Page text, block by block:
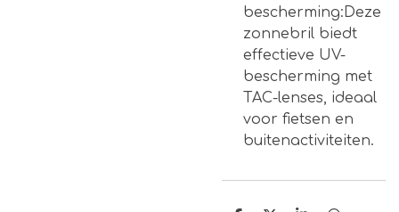
bescherming:Deze
zonnebril biedt
effectieve UV-
bescherming met
TAC-lenses, ideaal
voor fietsen en
buitenactiviteiten.